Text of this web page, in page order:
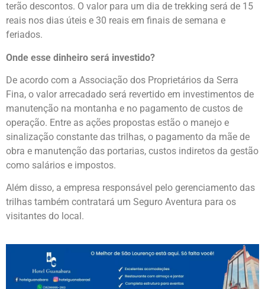
terão descontos. O valor para um dia de trekking será de 15
reais nos dias úteis e 30 reais em finais de semana e
feriados.
Onde esse dinheiro será investido?
De acordo com a Associação dos Proprietários da Serra
Fina, o valor arrecadado será revertido em investimentos de
manutenção na montanha e no pagamento de custos de
operação. Entre as ações propostas estão o manejo e
sinalização constante das trilhas, o pagamento da mãe de
obra e manutenção das portarias, custos indiretos da gestão
como salários e impostos.
Além disso, a empresa responsável pelo gerenciamento das
trilhas também contratará um Seguro Aventura para os
visitantes do local.